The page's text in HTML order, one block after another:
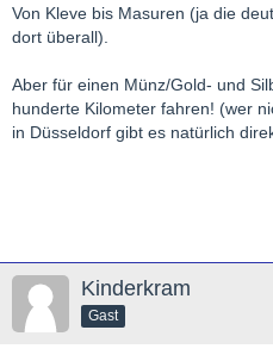
Von Kleve bis Masuren (ja die
dort überall).
Aber für einen Münz/Gold- und
hunderte Kilometer fahren! (wer
in Düsseldorf gibt es natürlich
Kinderkram
Gast